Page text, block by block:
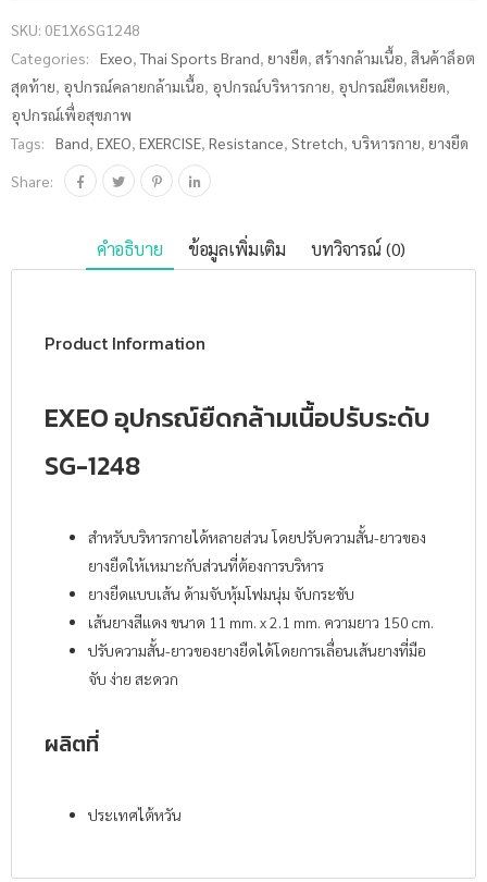
ความยาวได้
SG-1248
ชิ้น
SKU: 0E1X6SG1248
Categories:
Exeo,Thai Sports Brand, ยางยืด, สร้างกล้ามเนื้อ, สินค้าล็อต
สุดท้าย, อุปกรณ์คลายกล้ามเนื้อ, อุปกรณ์บริหารกาย, อุปกรณ์ยืดเหยียด,
อุปกรณ์เพื่อสุขภาพ
Tags:
Band, EXEO, EXERCISE, Resistance, Stretch, บริหารกาย, ยางยืด
Share:
คำอธิบาย ข้อมูลเพิ่มเติม บทวิจารณ์ (0)
Product Information
EXEO อุปกรณ์ยืดกล้ามเนื้อปรับระดับ
SG-1248
สำหรับบริหารกายได้หลายส่วน โดยปรับความสั้น-ยาวของ
ยางยืดให้เหมาะกับส่วนที่ต้องการบริหาร
ยางยืดแบบเส้น ด้ามจับหุ้มโฟมนุ่ม จับกระชับ
เส้นยางสีแดง ขนาด 11 mm. x 2.1 mm. ความยาว 150 cm.
ปรับความสั้น-ยาวของยางยืดได้โดยการเลื่อนเส้นยางที่มือ
จับ ง่าย สะดวก
ผลิตที่
ประเทศไต้หวัน